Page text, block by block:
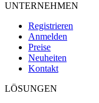
UNTERNEHMEN
Registrieren
Anmelden
Preise
Neuheiten
Kontakt
LÖSUNGEN